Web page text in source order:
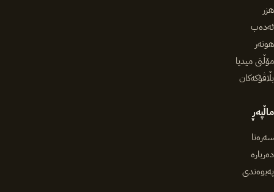
هزر
ئەدەب
هونەر
مۆڵتی میدیا
بڵاڤۆکەکان
ماڵپەڕ
سەرەتا
دەربارە
پەیوەندی